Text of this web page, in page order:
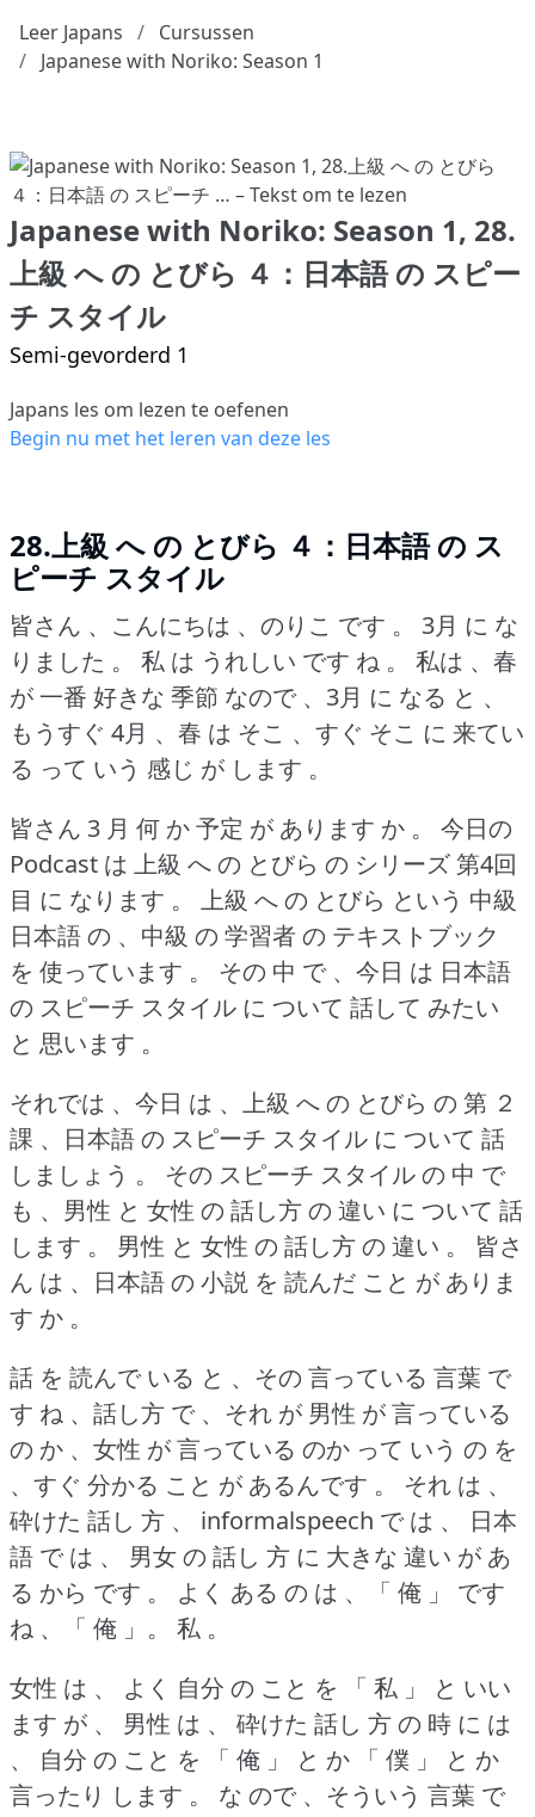
Leer Japans
Cursussen
Japanese with Noriko: Season 1
Japanese with Noriko: Season 1, 28.
上級 へ の とびら ４：日本語 の スピー
チ スタイル
Semi-gevorderd 1
Japans les om lezen te oefenen
Begin nu met het leren van deze les
28.上級 へ の とびら ４：日本語 の ス
ピーチ スタイル
皆さん 、こんにちは 、のりこ です 。
3月 に な
りました 。
私 は うれしい です ね 。
私は 、春
が 一番 好きな 季節 なので 、3月 に なる と 、
もうすぐ 4月 、春 は そこ 、すぐ そこ に 来てい
る って いう 感じ が します 。
皆さん 3 月 何 か 予定 が あります か 。
今日の
Podcast は 上級 へ の とびら の シリーズ 第4回
目 に なります 。
上級 へ の とびら という 中級
日本語 の 、中級 の 学習者 の テキストブック
を 使っています 。
その 中 で 、今日 は 日本語
の スピーチ スタイル に ついて 話して みたい
と 思います 。
それでは 、今日 は 、上級 へ の とびら の 第 ２
課 、日本語 の スピーチ スタイル に ついて 話
しましょう 。
その スピーチ スタイル の 中 で
も 、男性 と 女性 の 話し方 の 違い に ついて 話
します 。
男性 と 女性 の 話し方 の 違い 。
皆さ
ん は 、日本語 の 小説 を 読んだ こと が ありま
す か 。
話 を 読んで いる と 、その 言っている 言葉 で
す ね 、話し方 で 、それ が 男性 が 言っている
の か 、女性 が 言っている のか って いう の を
、すぐ 分かる こと が あるんです 。
それ は 、
砕けた 話し 方 、 informalspeech で は 、 日本
語 で は 、 男女 の 話し 方 に 大きな 違い が あ
る から です 。
よく ある の は 、「 俺 」 です
ね 、「 俺 」。
私 。
女性 は 、 よく 自分 の こと を 「 私 」 と いい
ます が 、 男性 は 、 砕けた 話し 方 の 時 に は
、 自分 の こと を 「 俺 」 と か 「 僕 」 と か
言ったり します 。
な ので 、そういう 言葉 で